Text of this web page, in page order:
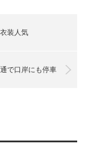
装人気
で口岸にも停車